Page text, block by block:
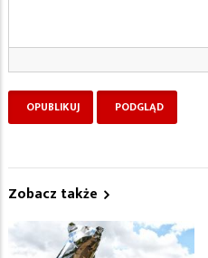
Zobacz także